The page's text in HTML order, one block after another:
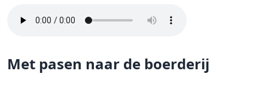
Met pasen naar de boerderij